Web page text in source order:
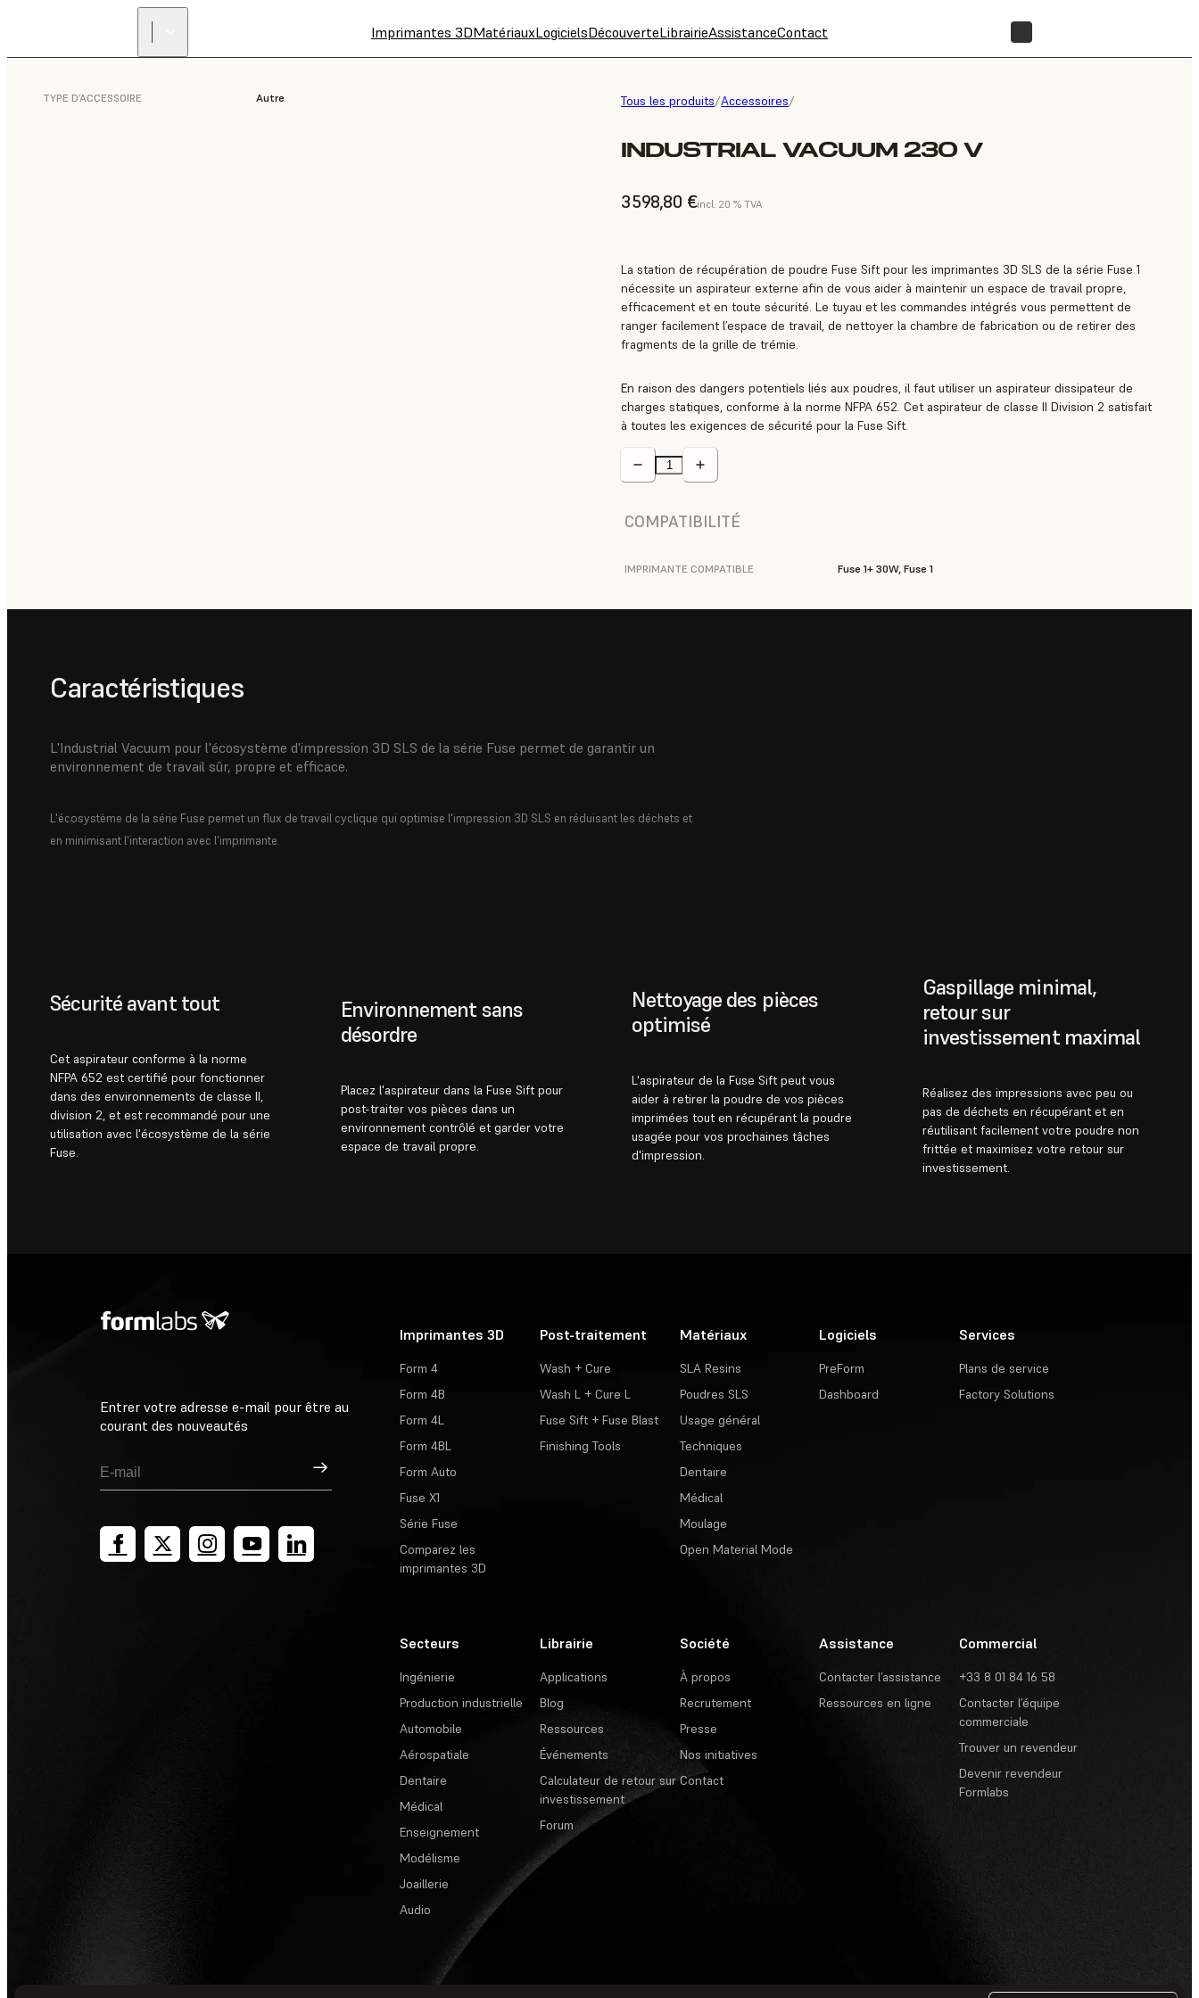
Imprimantes 3DMatériauxLogicielsDécouverteLibrairieAssistanceContact
Tous les produits/Accessoires/
INDUSTRIAL VACUUM 230 V
3 598,80 €incl. 20 % TVA
TYPE D’ACCESSOIRE Autre
La station de récupération de poudre Fuse Sift pour les imprimantes 3D SLS de la série Fuse 1
nécessite un aspirateur externe afin de vous aider à maintenir un espace de travail propre,
efficacement et en toute sécurité. Le tuyau et les commandes intégrés vous permettent de
ranger facilement l’espace de travail, de nettoyer la chambre de fabrication ou de retirer des
fragments de la grille de trémie.
En raison des dangers potentiels liés aux poudres, il faut utiliser un aspirateur dissipateur de
charges statiques, conforme à la norme NFPA 652. Cet aspirateur de classe II Division 2 satisfait
à toutes les exigences de sécurité pour la Fuse Sift.
COMPATIBILITÉ
IMPRIMANTE COMPATIBLE Fuse 1+ 30W, Fuse 1
Caractéristiques
L'Industrial Vacuum pour l'écosystème d'impression 3D SLS de la série Fuse permet de garantir un
environnement de travail sûr, propre et efficace.
L'écosystème de la série Fuse permet un flux de travail cyclique qui optimise l'impression 3D SLS en réduisant les déchets et
en minimisant l'interaction avec l'imprimante.
Sécurité avant tout
Cet aspirateur conforme à la norme
NFPA 652 est certifié pour fonctionner
dans des environnements de classe II,
division 2, et est recommandé pour une
utilisation avec l'écosystème de la série
Fuse.
Environnement sans
désordre
Placez l'aspirateur dans la Fuse Sift pour
post-traiter vos pièces dans un
environnement contrôlé et garder votre
espace de travail propre.
Nettoyage des pièces
optimisé
L'aspirateur de la Fuse Sift peut vous
aider à retirer la poudre de vos pièces
imprimées tout en récupérant la poudre
usagée pour vos prochaines tâches
d'impression.
Gaspillage minimal,
retour sur
investissement maximal
Réalisez des impressions avec peu ou
pas de déchets en récupérant et en
réutilisant facilement votre poudre non
frittée et maximisez votre retour sur
investissement.
Entrer votre adresse e-mail pour être au
courant des nouveautés
Inscription
Imprimantes 3D
Form 4
Form 4B
Form 4L
Form 4BL
Form Auto
Fuse X1
Série Fuse
Comparez les
imprimantes 3D
Post-traitement
Wash + Cure
Wash L + Cure L
Fuse Sift + Fuse Blast
Finishing Tools
Matériaux
SLA Resins
Poudres SLS
Usage général
Techniques
Dentaire
Médical
Moulage
Open Material Mode
Logiciels
PreForm
Dashboard
Services
Plans de service
Factory Solutions
Secteurs
Ingénierie
Production industrielle
Automobile
Aérospatiale
Dentaire
Médical
Enseignement
Modélisme
Joaillerie
Audio
Librairie
Applications
Blog
Ressources
Événements
Calculateur de retour sur
investissement
Forum
Société
À propos
Recrutement
Presse
Nos initiatives
Contact
Assistance
Contacter l’assistance
Ressources en ligne
Commercial
+33 8 01 84 16 58
Contacter l’équipe
commerciale
Trouver un revendeur
Devenir revendeur
Formlabs